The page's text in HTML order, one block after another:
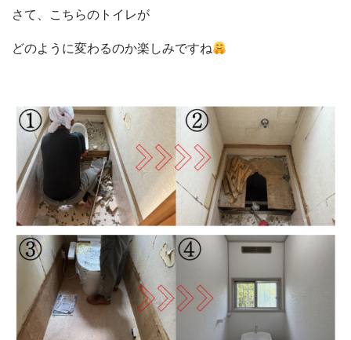
お電話でお気軽にお問い合わせください
営業時間10：00～18：00（日祝除く）
さて、こちらのトイレが
どのように変わるのか楽しみですね